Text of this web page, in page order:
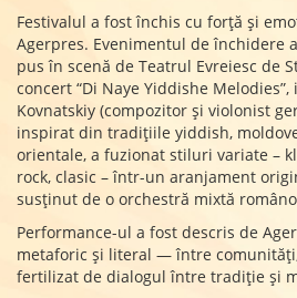
Festivalul a fost închis cu forță și
Agerpres. Evenimentul de închidere
pus în scenă de Teatrul Evreiesc de
concert “Di Naye Yiddishe
Kovnatskiy (compozitor și violonist
inspirat din tradițiile yiddish,
orientale, a fuzionat stiluri variate –
rock, clasic – într-un aranjament
susținut de o orchestră mixtă
Performance-ul a fost descris de
metaforic și literal — între
fertilizat de dialogul între tradiție și